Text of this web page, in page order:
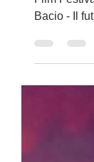
Film
Bacio - Il
scritto da